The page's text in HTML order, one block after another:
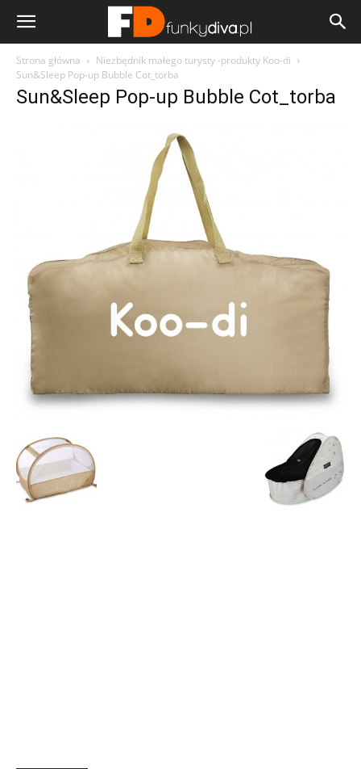
Strona główna
Niezbędnik małego turysty -produkty Koo-di
Sun&Sleep Pop-up Bubble Cot_torba
Sun&Sleep Pop-up Bubble Cot_torba